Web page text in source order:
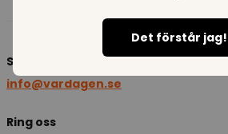
Det förstår jag!
Skriv till oss
info@vardagen.se
Ring oss